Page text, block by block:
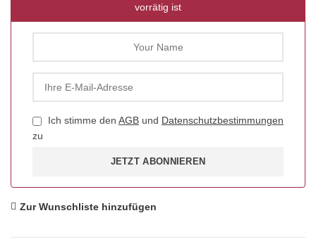
vorrätig ist
Ich stimme den AGB und Datenschutzbestimmungen
zu
JETZT ABONNIEREN
Zur Wunschliste hinzufügen